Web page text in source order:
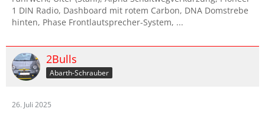
1 DIN Radio, Dashboard mit rotem Carbon, DNA Domstrebe
hinten, Phase Frontlautsprecher-System, ...
2Bulls
Abarth-Schrauber
26. Juli 2025